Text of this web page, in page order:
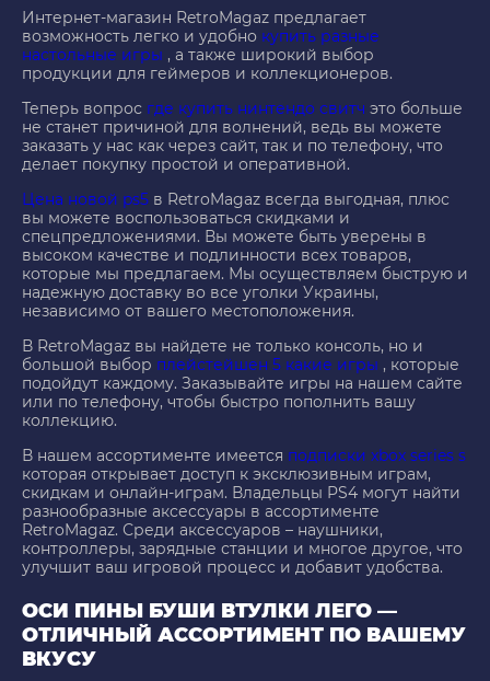
Интернет-магазин RetroMagaz предлагает
возможность легко и удобно купить разные
настольные игры , а также широкий выбор
продукции для геймеров и коллекционеров.
Теперь вопрос где купить нинтендо свитч это больше
не станет причиной для волнений, ведь вы можете
заказать у нас как через сайт, так и по телефону, что
делает покупку простой и оперативной.
Цена новой ps5 в RetroMagaz всегда выгодная, плюс
вы можете воспользоваться скидками и
спецпредложениями. Вы можете быть уверены в
высоком качестве и подлинности всех товаров,
которые мы предлагаем. Мы осуществляем быструю и
надежную доставку во все уголки Украины,
независимо от вашего местоположения.
В RetroMagaz вы найдете не только консоль, но и
большой выбор плейстейшен 5 какие игры , которые
подойдут каждому. Заказывайте игры на нашем сайте
или по телефону, чтобы быстро пополнить вашу
коллекцию.
В нашем ассортименте имеется подписки xbox series s
которая открывает доступ к эксклюзивным играм,
скидкам и онлайн-играм. Владельцы PS4 могут найти
разнообразные аксессуары в ассортименте
RetroMagaz. Среди аксессуаров – наушники,
контроллеры, зарядные станции и многое другое, что
улучшит ваш игровой процесс и добавит удобства.
ОСИ ПИНЫ БУШИ ВТУЛКИ ЛЕГО —
ОТЛИЧНЫЙ АССОРТИМЕНТ ПО ВАШЕМУ
ВКУСУ